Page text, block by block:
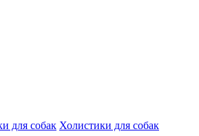
для собак Холистики для собак